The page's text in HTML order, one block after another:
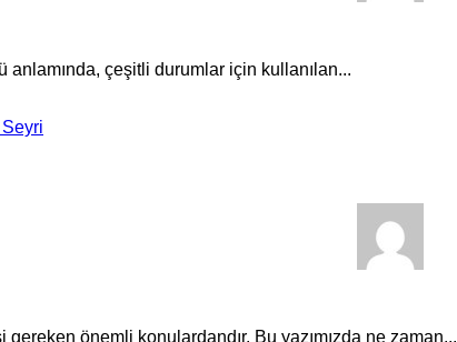
çeşitli durumlar için kullanılan...
önemli konulardandır. Bu yazımızda ne zaman...